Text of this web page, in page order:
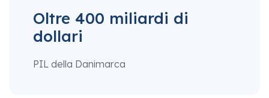
Oltre 400 miliardi di
dollari
PIL della Danimarca